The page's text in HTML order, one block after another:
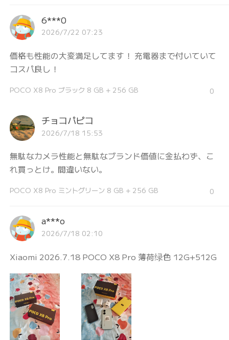
6***0
2026/7/22 07:23
価格も性能の大変満足してます！ 充電器まで付いていて
コスパ良し！
POCO X8 Pro ブラック 8 GB + 256 GB 0
チョコパピコ
2026/7/18 15:53
無駄なカメラ性能と無駄なブランド価値に金払わず、こ
れ買っとけ。間違いない。
POCO X8 Pro ミントグリーン 8 GB + 256 GB 0
a***o
2026/7/18 02:10
Xiaomi 2026.7.18 POCO X8 Pro 薄荷绿色 12G+512G